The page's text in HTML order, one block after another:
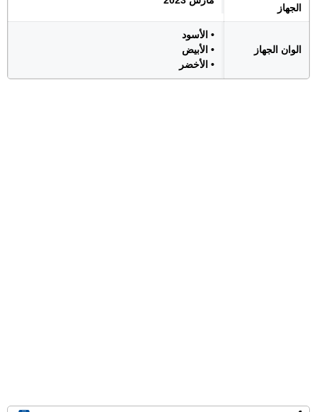
الجهاز
الوان الجهاز
• الأسود
• الأبيض
• الأخضر